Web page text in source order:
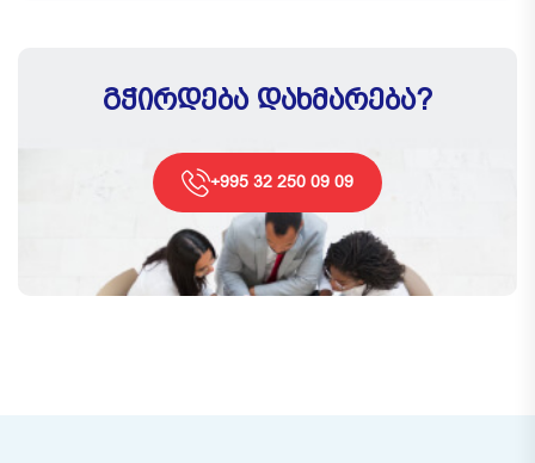
ᲒᲭᲘᲠᲓᲔᲑᲐ ᲓᲐᲮᲛᲐᲠᲔᲑᲐ?
+995 32 250 09 09